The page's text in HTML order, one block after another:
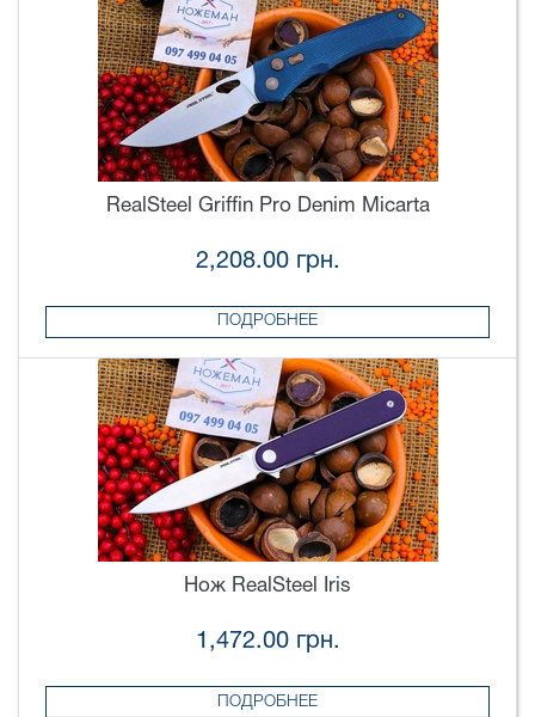
RealSteel Griffin Pro Denim Micarta
2,208.00 грн.
ПОДРОБНЕЕ
Нож RealSteel Iris
1,472.00 грн.
ПОДРОБНЕЕ